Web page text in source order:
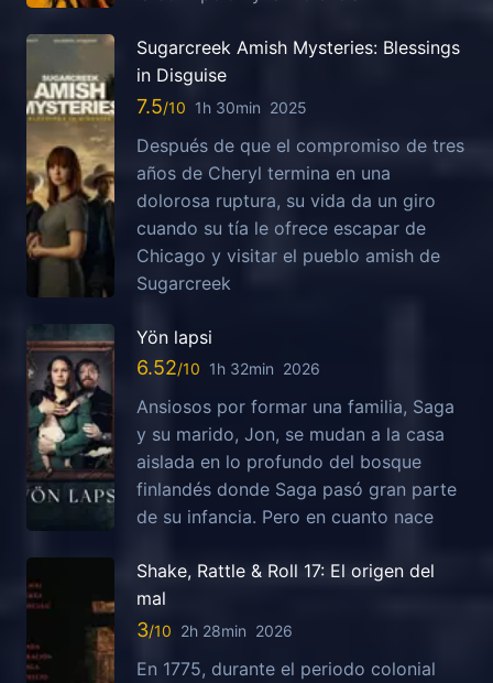
Sugarcreek Amish Mysteries: Blessings
in Disguise
7.5 1h 30min 2025
Después de que el compromiso de tres
años de Cheryl termina en una
dolorosa ruptura, su vida da un giro
cuando su tía le ofrece escapar de
Chicago y visitar el pueblo amish de
Sugarcreek
Yön lapsi
6.52 1h 32min 2026
Ansiosos por formar una familia, Saga
y su marido, Jon, se mudan a la casa
aislada en lo profundo del bosque
finlandés donde Saga pasó gran parte
de su infancia. Pero en cuanto nace
Shake, Rattle & Roll 17: El origen del
mal
3 2h 28min 2026
En 1775, durante el periodo colonial